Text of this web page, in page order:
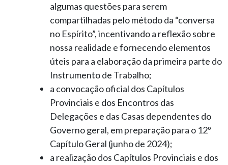
algumas questões para serem
compartilhadas pelo método da “conversa
no Espírito”, incentivando a reflexão sobre
nossa realidade e fornecendo elementos
úteis para a elaboração da primeira parte do
Instrumento de Trabalho;
a convocação oficial dos Capítulos
Provinciais e dos Encontros das
Delegações e das Casas dependentes do
Governo geral, em preparação para o 12º
Capítulo Geral (junho de 2024);
a realização dos Capítulos Provinciais e dos